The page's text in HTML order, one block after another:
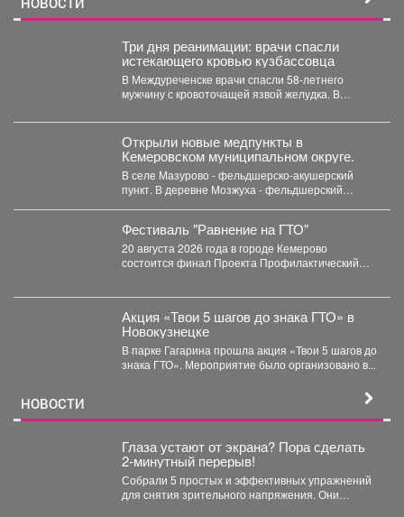
Три дня реанимации: врачи спасли
истекающего кровью кузбассовца
В Междуреченске врачи спасли 58-летнего
мужчину с кровоточащей язвой желудка. В
Открыли новые медпункты в
Кемеровском муниципальном округе.
В селе Мазурово - фельдшерско-акушерский
пункт. В деревне Мозжуха - фельдшерский
Фестиваль "Равнение на ГТО"
20 августа 2026 года в городе Кемерово
состоится финал Проекта Профилактический
Акция «Твои 5 шагов до знака ГТО» в
Новокузнецке
В парке Гагарина прошла акция «Твои 5 шагов до
знака ГТО». Мероприятие было организовано в...
НОВОСТИ
Глаза устают от экрана? Пора сделать
2-минутный перерыв!
Собрали 5 простых и эффективных упражнений
для снятия зрительного напряжения. Они